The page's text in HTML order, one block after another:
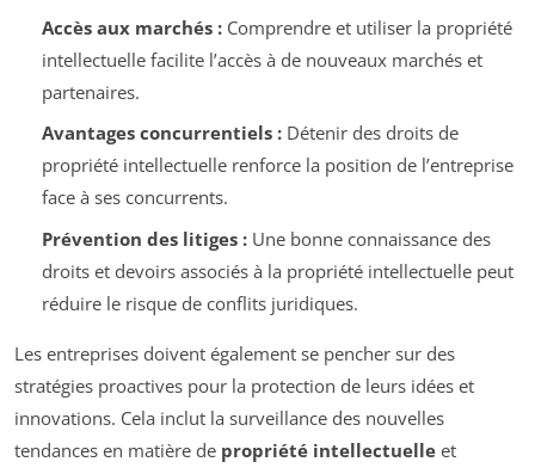
Accès aux marchés :Comprendre et utiliser la propriété
intellectuelle facilite l’accès à de nouveaux marchés et
partenaires.
Avantages concurrentiels :Détenir des droits de
propriété intellectuelle renforce la position de l’entreprise
face à ses concurrents.
Prévention des litiges :Une bonne connaissance des
droits et devoirs associés à la propriété intellectuelle peut
réduire le risque de conflits juridiques.
Les entreprises doivent également se pencher sur des
stratégies proactives pour la protection de leurs idées et
innovations. Cela inclut la surveillance des nouvelles
tendances en matière de propriété intellectuelle et